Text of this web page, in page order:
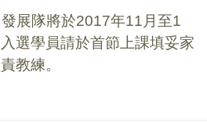
發展隊將於2017年11 月至1
選學員請於首節上課填妥家
教練。